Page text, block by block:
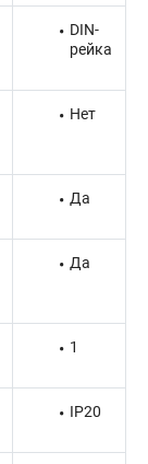
DIN-
рейка
Нет
Да
Да
1
IP20